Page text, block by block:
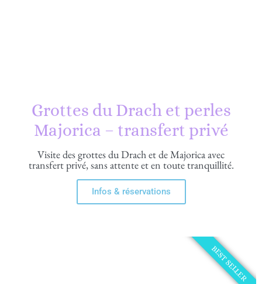
Grottes du Drach et perles
Majorica – transfert privé
Visite des grottes du Drach et de Majorica avec
transfert privé, sans attente et en toute tranquillité.
Infos & réservations
BEST SELLER